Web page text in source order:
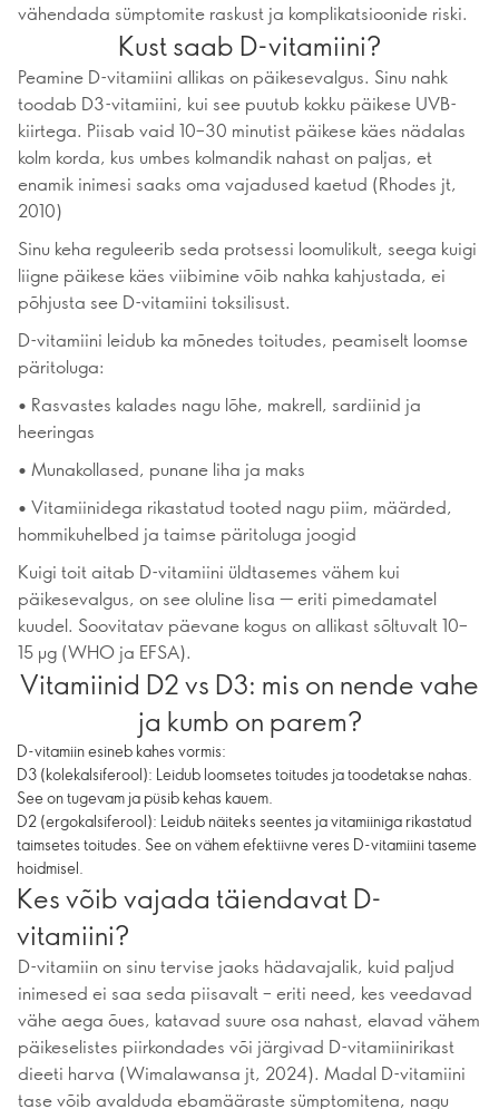
vähendada sümptomite raskust ja komplikatsioonide riski.
Kust saab D-vitamiini?
Peamine D-vitamiini allikas on päikesevalgus. Sinu nahk
toodab D3-vitamiini, kui see puutub kokku päikese UVB-
kiirtega. Piisab vaid 10–30 minutist päikese käes nädalas
kolm korda, kus umbes kolmandik nahast on paljas, et
enamik inimesi saaks oma vajadused kaetud (Rhodes jt,
2010)
Sinu keha reguleerib seda protsessi loomulikult, seega kuigi
liigne päikese käes viibimine võib nahka kahjustada, ei
põhjusta see D-vitamiini toksilisust.
D-vitamiini leidub ka mõnedes toitudes, peamiselt loomse
päritoluga:
• Rasvastes kalades nagu lõhe, makrell, sardiinid ja
heeringas
• Munakollased, punane liha ja maks
• Vitamiinidega rikastatud tooted nagu piim, määrded,
hommikuhelbed ja taimse päritoluga joogid
Kuigi toit aitab D-vitamiini üldtasemes vähem kui
päikesevalgus, on see oluline lisa — eriti pimedamatel
kuudel. Soovitatav päevane kogus on allikast sõltuvalt 10–
15 µg (WHO ja EFSA).
Vitamiinid D2 vs D3: mis on nende vahe
ja kumb on parem?
D-vitamiin esineb kahes vormis:
D3 (kolekalsiferool): Leidub loomsetes toitudes ja toodetakse nahas.
See on tugevam ja püsib kehas kauem.
D2 (ergokalsiferool): Leidub näiteks seentes ja vitamiiniga rikastatud
taimsetes toitudes. See on vähem efektiivne veres D-vitamiini taseme
hoidmisel.
Kes võib vajada täiendavat D-
vitamiini?
D-vitamiin on sinu tervise jaoks hädavajalik, kuid paljud
inimesed ei saa seda piisavalt – eriti need, kes veedavad
vähe aega õues, katavad suure osa nahast, elavad vähem
päikeselistes piirkondades või järgivad D-vitamiinirikast
dieeti harva (Wimalawansa jt, 2024). Madal D-vitamiini
tase võib avalduda ebamääraste sümptomitena, nagu